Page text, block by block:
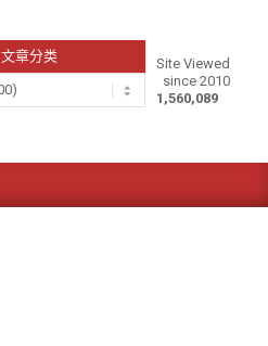
文章分类
Site Viewed
since 2010
1,560,089